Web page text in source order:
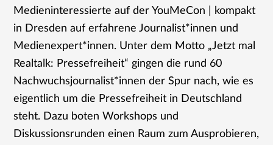
Medieninteressierte auf der YouMeCon | kompakt
in Dresden auf erfahrene Journalist*innen und
Medienexpert*innen. Unter dem Motto „Jetzt mal
Realtalk: Pressefreiheit“ gingen die rund 60
Nachwuchsjournalist*innen der Spur nach, wie es
eigentlich um die Pressefreiheit in Deutschland
steht. Dazu boten Workshops und
Diskussionsrunden einen Raum zum Ausprobieren,